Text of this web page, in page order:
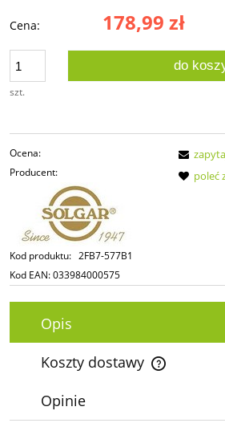
Cena: 178,99 zł
szt.
do
Ocena:
Producent:
Kod produktu: 2FB7-577B1
Kod EAN:033984000575
poleć
Opis
Koszty dostawy
Cena nie zawiera ewentualnych kosztów
Opinie